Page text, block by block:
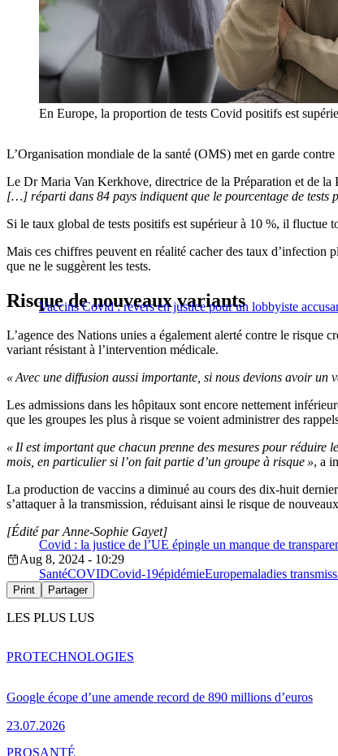
En Europe, la proportion de tests Covid positifs est
L’Organisation mondiale de la santé (OMS) met en garde
Le Dr Maria Van Kerkhove, directrice de la Préparation et de la
[…] réparti dans 84 pays indiquent que le pourcentage de tests
Si le taux global de tests positifs est supérieur à 10 %, il fluctue
Mais ces chiffres peuvent en réalité cacher des taux d’infection
que ne le suggèrent les tests.
Vaccins Covid : revers en justice pour un lobbyiste
Risque de nouveaux variants
L’agence des Nations unies a également alerté contre le risque
variant résistant à l’intervention médicale.
« Avec une diffusion aussi importante, si nous devions avoir un
Les admissions dans les hôpitaux sont encore nettement
que les groupes les plus à risque se voient administrer des
« Il est important que chacun prenne des mesures pour réduire
mois, en particulier si l’on fait partie d’un groupe à risque », a
La production de vaccins a diminué au cours des dix-huit
s’attaquer à la transmission, réduisant ainsi le risque de
Covid : la justice de l’UE épingle un manque de
[Édité par Anne-Sophie Gayet]
Aug 8, 2024 - 10:29
SantéCOVIDCovid-19épidémieEuropemaladies
Print Partager
LES PLUS LUS
Google écope d’une amende record de 890 millions d’euros
23.07.2026
PROTECHNOLOGIES
PROSANTÉ